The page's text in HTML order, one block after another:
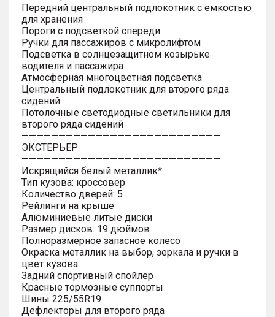
Передний центральный подлокотник с емкостью
для хранения
Пороги с подсветкой спереди
Ручки для пассажиров с микролифтом
Подсветка в солнцезащитном козырьке
водителя и пассажира
Атмосферная многоцветная подсветка
Центральный подлокотник для второго ряда
сидений
Потолочные светодиодные светильники для
второго ряда сидений
———————————————————————————
ЭКСТЕРЬЕР
———————————————————————————
Искрящийся белый металлик*
Тип кузова: кроссовер
Количество дверей: 5
Рейлинги на крыше
Алюминиевые литые диски
Размер дисков: 19 дюймов
Полноразмерное запасное колесо
Окраска металлик на выбор, зеркала и ручки в
цвет кузова
Задний спортивный спойлер
Красные тормозные суппорты
Шины 225/55R19
Дефлекторы для второго ряда